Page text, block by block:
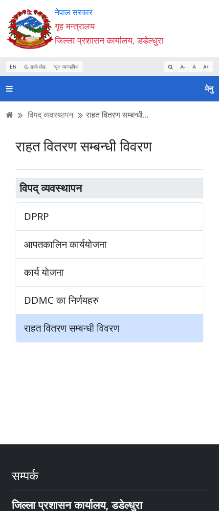
Accessibility
Mode
सुरु
गर्नुहोस्
सामाग्री
पढ्नुहाेस्
नेभिगेसन
पढ्नुहाेस्
वेबसाइट
खोजमा
जानुहोस्
नेपाल सरकार
गृह मन्त्रालय
जिल्ला प्रशासन कार्यालय, डडेल्धुरा
EN डार्क मोड न्यून व्यान्डविथ A- A A+
मेनु
विपद् व्यवस्थापन राहत वितरण सम्बन्धी...
विपद् व्यवस्थापन
DPRP
आपतकालिन कार्ययोजना
कार्य याेजना
DDMC का निर्णयहरु
राहत वितरण सम्बन्धी विवरण
राहत वितरण सम्बन्धी विवरण
सम्पर्क
जिल्ला प्रशासन कार्यालय, डडेल्धुरा